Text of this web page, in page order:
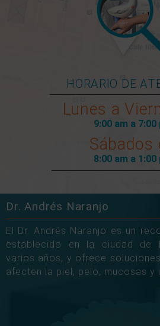
HORARIO DE
Lunes a
9:00 am a 7:00
Sábados
8:00 am a 1:00
Dr. Andrés Naranjo
El Dr. Andrés Naranjo es un
establecido en la ciudad de
varios años, y ofrece
afecten la piel, pelo, mucosas y